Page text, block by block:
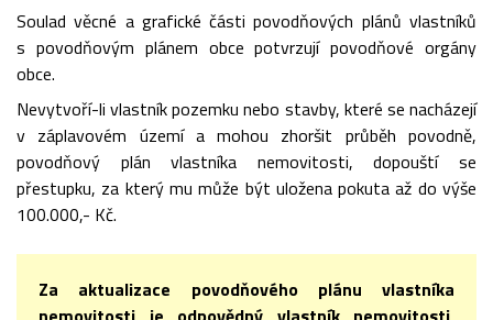
Soulad věcné a grafické části povodňových plánů vlastníků
s povodňovým plánem obce potvrzují povodňové orgány
obce.
Nevytvoří-li vlastník pozemku nebo stavby, které se nacházejí
v záplavovém území a mohou zhoršit průběh povodně,
povodňový plán vlastníka nemovitosti, dopouští se
přestupku, za který mu může být uložena pokuta až do výše
100.000,- Kč.
Za aktualizace povodňového plánu vlastníka